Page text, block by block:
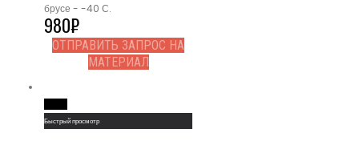
брусе - -40 С.
980₽
ОТПРАВИТЬ ЗАПРОС НА
МАТЕРИАЛ
Быстрый просмотр